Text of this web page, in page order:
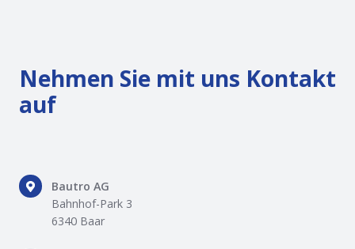
Nehmen Sie mit uns Kontakt
auf
Bautro AG
Bahnhof-Park 3
6340 Baar
Bautro
AG
Bahnhof-